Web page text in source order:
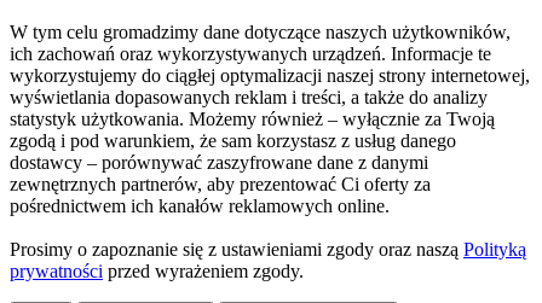
W tym celu gromadzimy dane dotyczące naszych użytkowników,
ich zachowań oraz wykorzystywanych urządzeń. Informacje te
wykorzystujemy do ciągłej optymalizacji naszej strony internetowej,
wyświetlania dopasowanych reklam i treści, a także do analizy
statystyk użytkowania. Możemy również – wyłącznie za Twoją
zgodą i pod warunkiem, że sam korzystasz z usług danego
dostawcy – porównywać zaszyfrowane dane z danymi
zewnętrznych partnerów, aby prezentować Ci oferty za
pośrednictwem ich kanałów reklamowych online.
Prosimy o zapoznanie się z ustawieniami zgody oraz naszą Polityką
prywatności przed wyrażeniem zgody.